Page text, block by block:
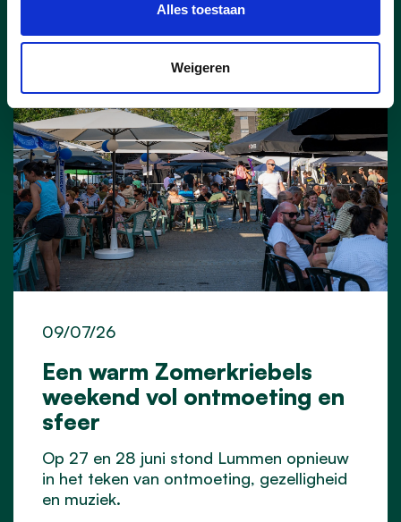
Alles toestaan
Weigeren
Een warm Zomerkriebels
weekend vol ontmoeting en
sfeer
09/07/26
Op 27 en 28 juni stond Lummen opnieuw
in het teken van ontmoeting, gezelligheid
en muziek.